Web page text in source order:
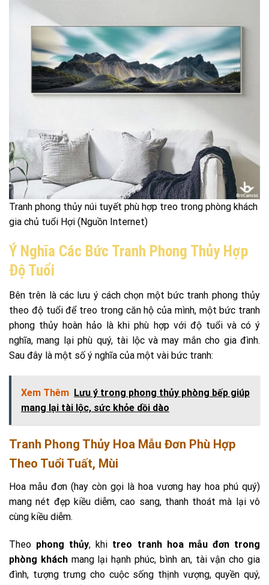
Tranh phong thủy núi tuyết phù hợp treo trong phòng khách
gia chủ tuổi Hợi (Nguồn Internet)
Ý Nghĩa Các Bức Tranh Phong Thủy Hợp
Độ Tuổi
Bên trên là các lưu ý cách chọn một bức tranh phong thủy
theo độ tuổi để treo trong căn hộ của mình, một bức tranh
phong thủy hoàn hảo là khi phù hợp với độ tuổi và có ý
nghĩa, mang lại phù quý, tài lộc và may mắn cho gia đình.
Sau đây là một số ý nghĩa của một vài bức tranh:
Xem Thêm Lưu ý trong phong thủy phòng bếp giúp
mang lại tài lộc, sức khỏe dồi dào
Tranh Phong Thủy Hoa Mẫu Đơn Phù Hợp
Theo Tuổi Tuất, Mùi
Hoa mẫu đơn (hay còn gọi là hoa vương hay hoa phú quý)
mang nét đẹp kiều diễm, cao sang, thanh thoát mà lại vô
cùng kiều diễm.
Theo phong thủy, khi treo tranh hoa mẫu đơn trong
phòng kháchmang lại hạnh phúc, bình an, tài vận cho gia
đình, tượng trưng cho cuộc sống thịnh vượng, quyền quý,